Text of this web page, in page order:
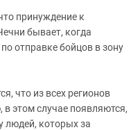
принуждение к
бывает, когда
отправке бойцов в зону
что из всех регионов
этом случае появляются,
людей, которых за